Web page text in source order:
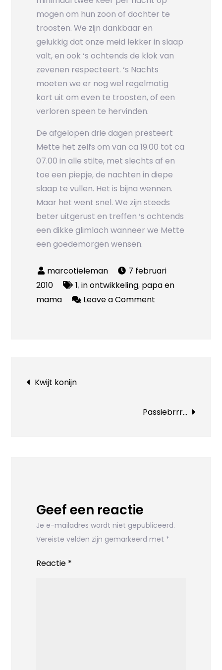
mogen om hun zoon of dochter te
troosten. We zijn dankbaar en
gelukkig dat onze meid lekker in slaap
valt, en ook ‘s ochtends de klok van
zevenen respecteert. ‘s Nachts
moeten we er nog wel regelmatig
kort uit om even te troosten, of een
verloren speen te hervinden.
De afgelopen drie dagen presteert
Mette het zelfs om van ca 19.00 tot ca
07.00 in alle stilte, met slechts af en
toe een piepje, de nachten in diepe
slaap te vullen. Het is bijna wennen.
Maar het went snel. We zijn steeds
beter uitgerust en treffen ‘s ochtends
een dikke glimlach wanneer we Mette
een goedemorgen wensen.
7 februari
2010
1,in ontwikkeling, papa en
mama
Leave a Comment
Bericht
Kwijt konijn
Passiebrrr…
Geef een reactie
Je e-mailadres wordt niet gepubliceerd.
Vereiste velden zijn gemarkeerd met *
Reactie *